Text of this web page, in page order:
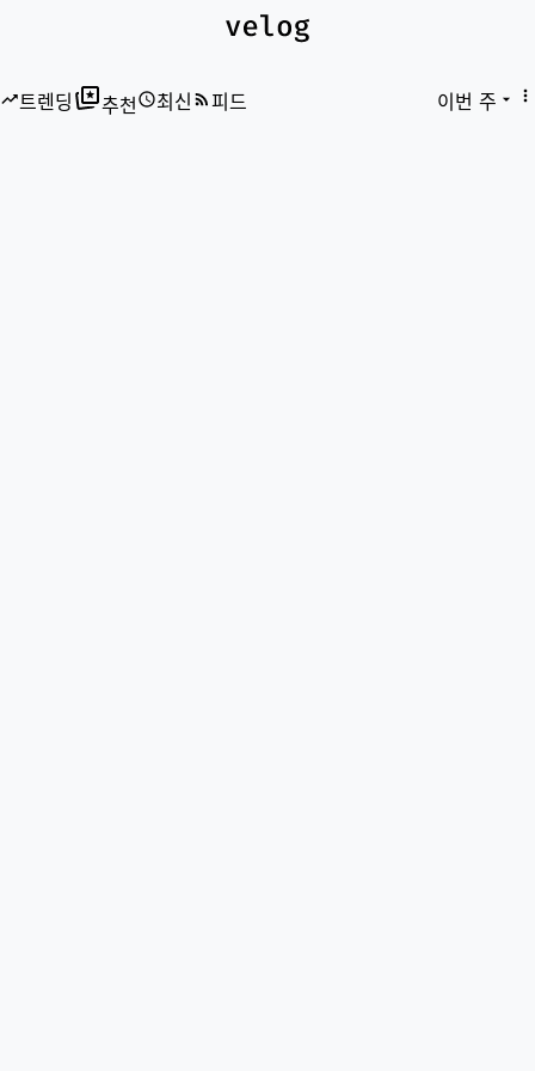
트렌딩 추천 최신 피드
트렌딩 추천 최신 피드 이번 주